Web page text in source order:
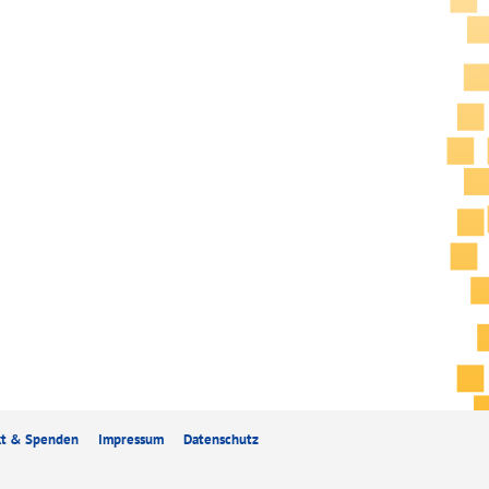
& Spenden Impressum Datenschutz